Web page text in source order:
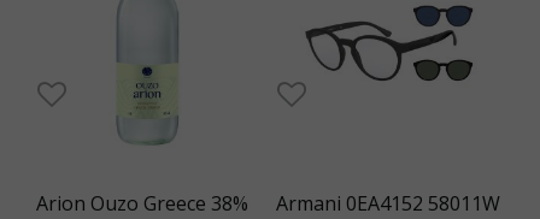
Arion Ouzo Greece 38%
Armani 0EA4152 58011W